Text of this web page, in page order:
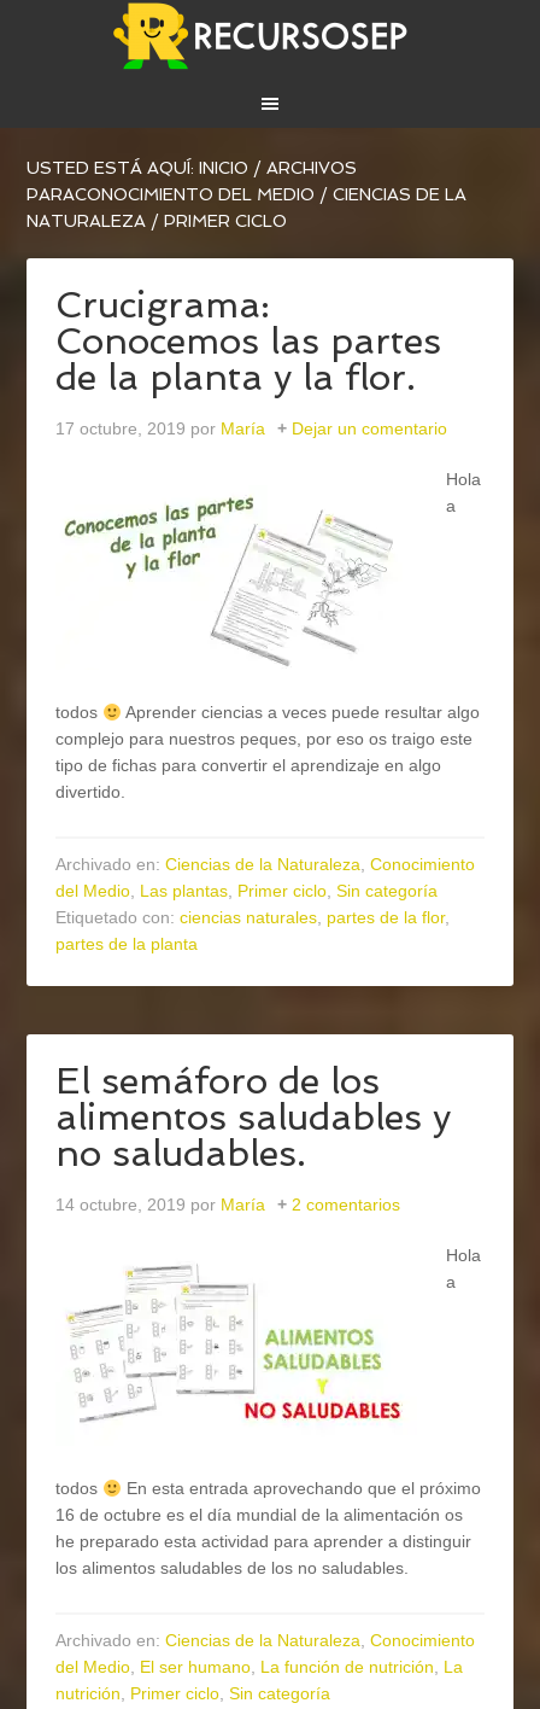
USTED ESTÁ AQUÍ:INICIO / ARCHIVOS
PARACONOCIMIENTO DEL MEDIO / CIENCIAS DE LA
NATURALEZA / PRIMER CICLO
Crucigrama:
Conocemos las partes
de la planta y la flor.
17 octubre, 2019 por María Dejar un comentario
Hola
a
todos
Aprender ciencias a veces puede resultar algo
complejo para nuestros peques, por eso os traigo este
tipo de fichas para convertir el aprendizaje en algo
divertido.
Archivado en:Ciencias de la Naturaleza,Conocimiento
del Medio, Las plantas, Primer ciclo,Sin categoría
Etiquetado con:ciencias naturales, partes de la flor,
partes de la planta
El semáforo de los
alimentos saludables y
no saludables.
14 octubre, 2019 por María 2 comentarios
Hola
a
todos
En esta entrada aprovechando que el próximo
16 de octubre es el día mundial de la alimentación os
he preparado esta actividad para aprender a distinguir
los alimentos saludables de los no saludables.
Archivado en:Ciencias de la Naturaleza,Conocimiento
del Medio, El ser humano, La función de nutrición, La
nutrición, Primer ciclo,Sin categoría